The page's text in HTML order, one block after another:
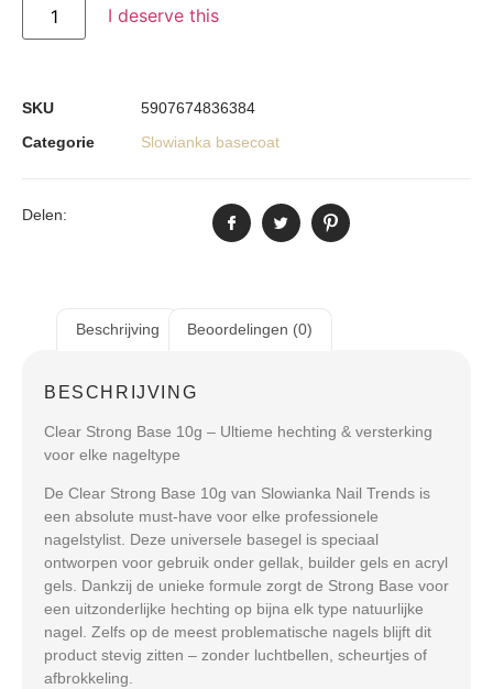
I deserve this
SKU
5907674836384
Categorie
Slowianka basecoat
Delen:
Beschrijving Beoordelingen (0)
BESCHRIJVING
Clear Strong Base 10g – Ultieme hechting & versterking
voor elke nageltype
De Clear Strong Base 10g van Slowianka Nail Trends is
een absolute must-have voor elke professionele
nagelstylist. Deze universele basegel is speciaal
ontworpen voor gebruik onder gellak, builder gels en acryl
gels . Dankzij de unieke formule zorgt de Strong Base voor
een uitzonderlijke hechting op bijna elk type natuurlijke
nagel. Zelfs op de meest problematische nagels blijft dit
product stevig zitten – zonder luchtbellen, scheurtjes of
afbrokkeling.